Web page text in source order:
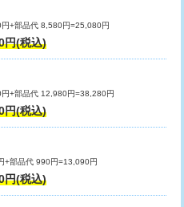
銅
)
し作
） 55,000円
ｍ超
作業）
掃・修
作業）
33,000円
キ
+部品代 8,580円=25,080円
円(税込)
+部品代 12,980円=38,280円
円(税込)
+部品代 990円=13,090円
円(税込)